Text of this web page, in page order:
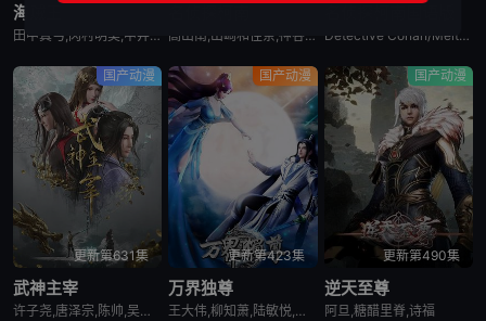
第33集 第34集 第35集
第36集 第37集 第38集
第39集 第40集 第41集
第42集 第43集 第44集
海贼王
田中真弓,冈村明美,中井和哉,山口胜平,平田广明,大谷育江,山口由里子,矢尾一树,长岛雄一,池田秀一,古川登志夫,古谷彻,大塚周夫,津嘉山正种,草尾毅,大场真人,宝龟克寿,园部启一,柴田秀胜,中博史,阪口大助,竹内顺子,千叶繁,三石琴乃,挂川裕彦,堀秀行,田中秀幸,大友龙三郎,有本钦隆,大塚明夫,玄田哲章,小山茉美,土井美加,野田顺子,渡边美佐,野上尤加奈,林原惠美,水树奈奈,园崎未惠,西原久美子,久川绫,泽城美雪,池泽春菜,斋藤千和,神谷浩史,浪川大辅,森久保祥太郎,石田彰,高木涉,桧山修之,子安武人, 高山南,山崎和佳奈,神谷明,小山力也,林原惠美,山口胜平,田中秀幸,岛本须美,绪方贤一,堀川亮,松井菜樱子,宫村优子,岩居由希子,大谷育江,高木涉,高岛雅罗,堀之纪,立木文彦,小山茉美,三石琴乃,置鲇龙太郎,日高法子,池田秀一,古谷彻 Detective Conan/Meitantei Conan/Case Closed
国产动漫
更新第631集
武神主宰
许子尧,唐泽宗,陈帅,吴凡,孙科
国产动漫
更新第423集
万界独尊
王大伟,柳知萧,陆敏悦,冷泉夜月,关帅,兰雨馨,季骜杰,默伶,包小柒,徐翔,张妮,烈之流星,钟巍,Akira明,安志,kinsen,芥末
国产动漫
更新第490集
逆天至尊
阿旦,糖醋里脊,诗福